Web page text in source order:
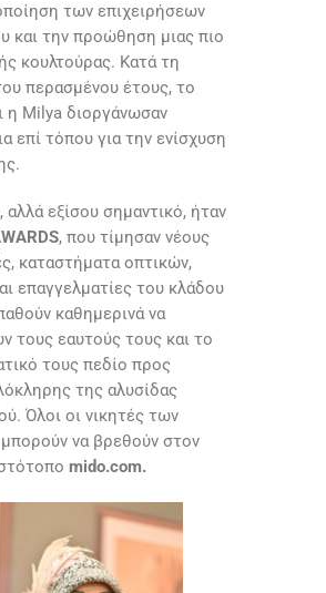
των επιχειρήσεων
και την προώθηση μιας πιο
κουλτούρας. Κατά τη
περασμένου έτους, το
η Milya διοργάνωσαν
επί τόπου για την ενίσχυση
αλλά εξίσου σημαντικό, ήταν
, που τίμησαν νέους
καταστήματα οπτικών,
επαγγελματίες του κλάδου
καθημερινά να
τους εαυτούς τους και το
τους πεδίο προς
της αλυσίδας
Όλοι οι νικητές των
να βρεθούν στον
mido.com.